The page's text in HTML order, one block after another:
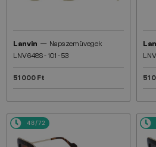
Lanvin — Napszemüvegek
LNV648S - 101 - 53
51 000 Ft 51
48/72